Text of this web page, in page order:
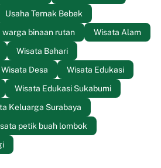
Usaha Ternak Bebek
warga binaan rutan
Wisata Alam
Wisata Bahari
Wisata Desa
Wisata Edukasi
Wisata Edukasi Sukabumi
Keluarga Surabaya
petik buah lombok